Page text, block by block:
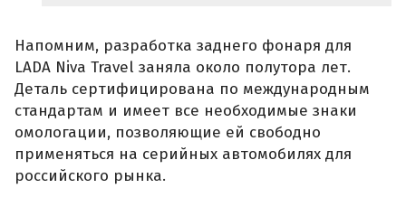
Напомним, разработка заднего фонаря для
LADA Niva Travel заняла около полутора лет.
Деталь сертифицирована по международным
стандартам и имеет все необходимые знаки
омологации, позволяющие ей свободно
применяться на серийных автомобилях для
российского рынка.